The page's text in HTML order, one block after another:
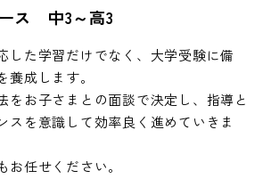
ス 中3～高3
した学習だけでなく、大学受験に備
養成します。
をお子さまとの面談で決定し、指導と
スを意識して効率良く進めていきま
お任せください。